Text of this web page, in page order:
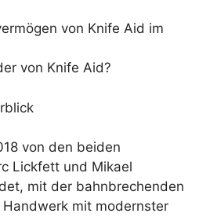
von Knife Aid im
von Knife Aid?
von den beiden
Lickfett und Mikael
mit der bahnbrechenden
mit modernster